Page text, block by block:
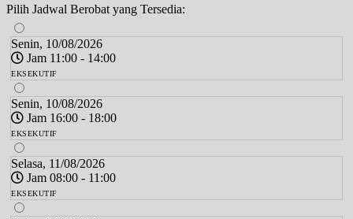
Pilih Jadwal Berobat yang Tersedia:
Senin, 10/08/2026
Jam 11:00 - 14:00
EKSEKUTIF
Senin, 10/08/2026
Jam 16:00 - 18:00
EKSEKUTIF
Selasa, 11/08/2026
Jam 08:00 - 11:00
EKSEKUTIF